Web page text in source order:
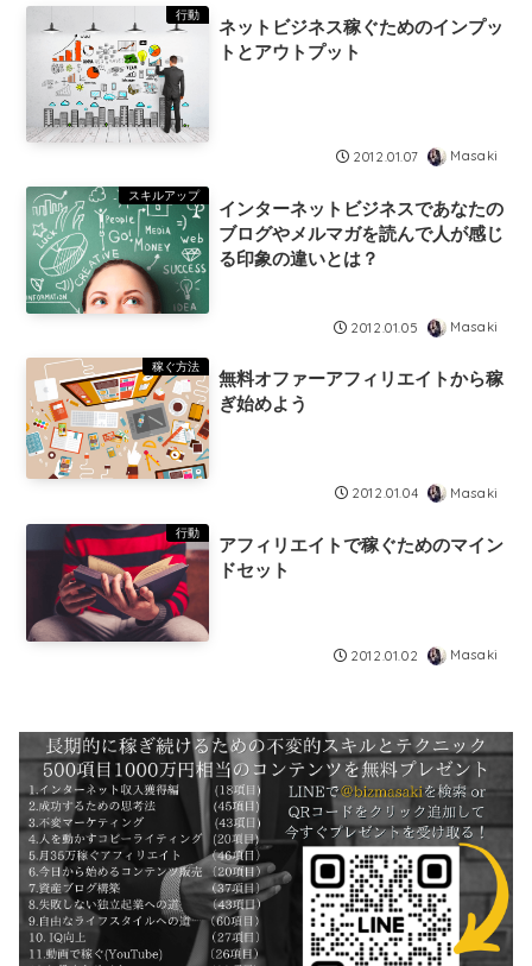
行動
ネットビジネス稼ぐためのインプッ
トとアウトプット
2012.01.07 Masaki
スキルアップ
インターネットビジネスであなたの
ブログやメルマガを読んで人が感じ
る印象の違いとは？
2012.01.05 Masaki
稼ぐ方法
無料オファーアフィリエイトから稼
ぎ始めよう
2012.01.04 Masaki
行動
アフィリエイトで稼ぐためのマイン
ドセット
2012.01.02 Masaki